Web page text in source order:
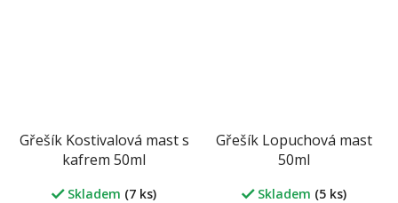
Gřešík Kostivalová mast s
kafrem 50ml
Skladem (7 ks)
Gřešík Lopuchová mast
50ml
Skladem (5 ks)